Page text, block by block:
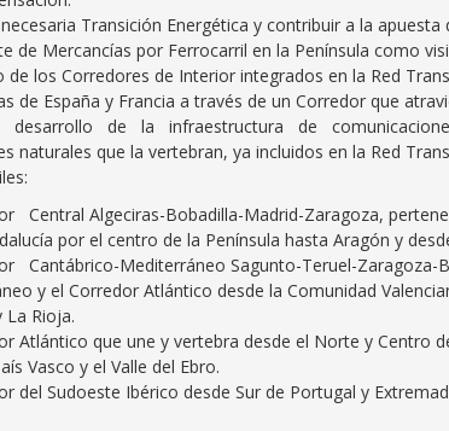
Transición Energética y contribuir a la
de Mercancías por Ferrocarril en la Península como
de los Corredores de Interior integrados en la Red
de España y Francia a través de un Corredor que
desarrollo de la infraestructura de comunicaciones
naturales que la vertebran, ya incluidos en la Red
Central Algeciras-Bobadilla-Madrid-Zaragoza,
por el centro de la Península hasta Aragón y
Cantábrico-Mediterráneo Sagunto-Teruel-
y el Corredor Atlántico desde la Comunidad
La Rioja.
Atlántico que une y vertebra desde el Norte y Centro
Vasco y el Valle del Ebro.
del Sudoeste Ibérico desde Sur de Portugal y